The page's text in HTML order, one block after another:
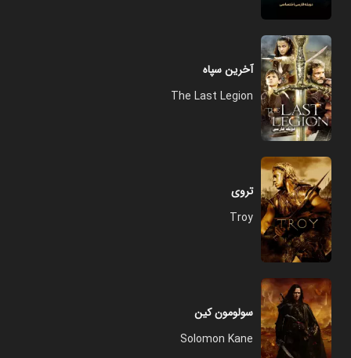
آخرین سپاه
The Last Legion
تروی
Troy
سولومون کین
Solomon Kane